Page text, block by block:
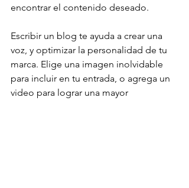
encontrar el contenido deseado.
Escribir un blog te ayuda a crear una
voz, y optimizar la personalidad de tu
marca. Elige una imagen inolvidable
para incluir en tu entrada, o agrega un
video para lograr una mayor